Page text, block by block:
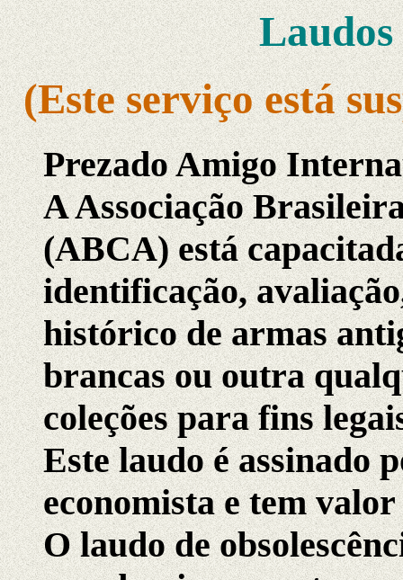
Laudos
(Este serviço está
Prezado Amigo
A Associação
(ABCA) está
identificação,
histórico de armas
brancas ou outra
coleções para fins
Este laudo é assinado
economista e tem
O laudo de